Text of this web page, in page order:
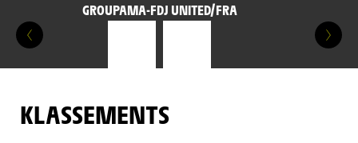
GROUPAMA-FDJ UNITED/FRA
KLASSEMENTS